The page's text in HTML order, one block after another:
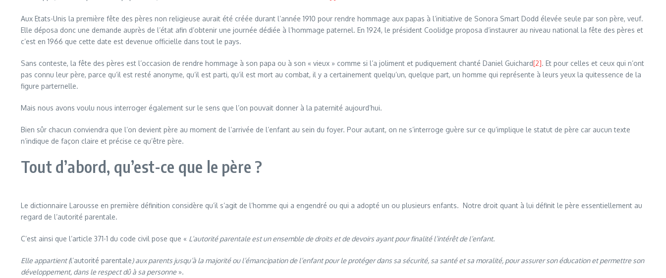
Aux Etats-Unis la première fête des pères non religieuse aurait été créée durant l’année 1910 pour rendre hommage aux papas à l’initiative de Sonora Smart Dodd élevée seule par son père, veuf.
Elle déposa donc une demande auprès de l’état afin d’obtenir une journée dédiée à l’hommage paternel. En 1924, le président Coolidge proposa d’instaurer au niveau national la fête des pères et
c’est en 1966 que cette date est devenue officielle dans tout le pays.
Sans conteste, la fête des pères est l’occasion de rendre hommage à son papa ou à son « vieux » comme si l’a joliment et pudiquement chanté Daniel Guichard[2]. Et pour celles et ceux qui n’ont
pas connu leur père, parce qu’il est resté anonyme, qu’il est parti, qu’il est mort au combat, il y a certainement quelqu’un, quelque part, un homme qui représente à leurs yeux la quitessence de la
figure parternelle.
Mais nous avons voulu nous interroger également sur le sens que l’on pouvait donner à la paternité aujourd’hui.
Bien sûr chacun conviendra que l’on devient père au moment de l’arrivée de l’enfant au sein du foyer. Pour autant, on ne s’interroge guère sur ce qu’implique le statut de père car aucun texte
n’indique de façon claire et précise ce qu’être père.
Tout d’abord, qu’est-ce que le père ?
Le dictionnaire Larousse en première définition considère qu’il s’agit de l’homme qui a engendré ou qui a adopté un ou plusieurs enfants. Notre droit quant à lui définit le père essentiellement au
regard de l’autorité parentale.
C’est ainsi que l’article 371-1 du code civil pose que « L’autorité parentale est un ensemble de droits et de devoirs ayant pour finalité l’intérêt de l’enfant.
Elle appartient (l’autorité parentale) aux parents jusqu’à la majorité ou l’émancipation de l’enfant pour le protéger dans sa sécurité, sa santé et sa moralité, pour assurer son éducation et permettre son
développement, dans le respect dû à sa personne ».